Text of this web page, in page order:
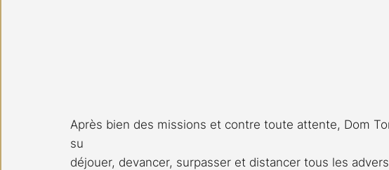
Après bien des missions et contre toute attente, Dom
su
déjouer, devancer, surpasser et distancer tous les